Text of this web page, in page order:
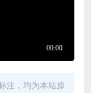
注，均为本站原